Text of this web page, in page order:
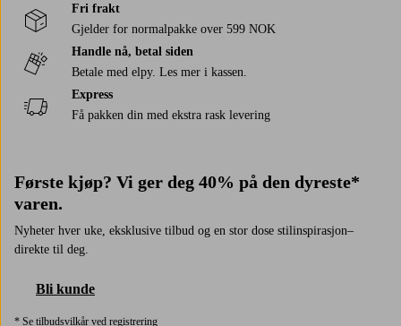
Fri frakt
Gjelder for normalpakke over 599 NOK
Handle nå, betal siden
Betale med elpy. Les mer i kassen.
Express
Få pakken din med ekstra rask levering
Første kjøp? Vi ger deg 40% på den dyreste*
varen.
Nyheter hver uke, eksklusive tilbud og en stor dose stilinspirasjon–
direkte til deg.
Bli kunde
* Se tilbudsvilkår ved registrering